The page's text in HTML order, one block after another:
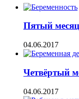
Пятый
04.06.2017
Четвёртый
04.06.2017